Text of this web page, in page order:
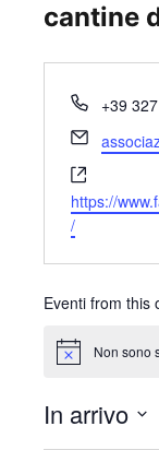
cantine
T
l
f
o
o
+39
E
m
i
e
b
i
t
https://
/
Eventi from this
N
i
c
e
Non sono
In arrivo
S